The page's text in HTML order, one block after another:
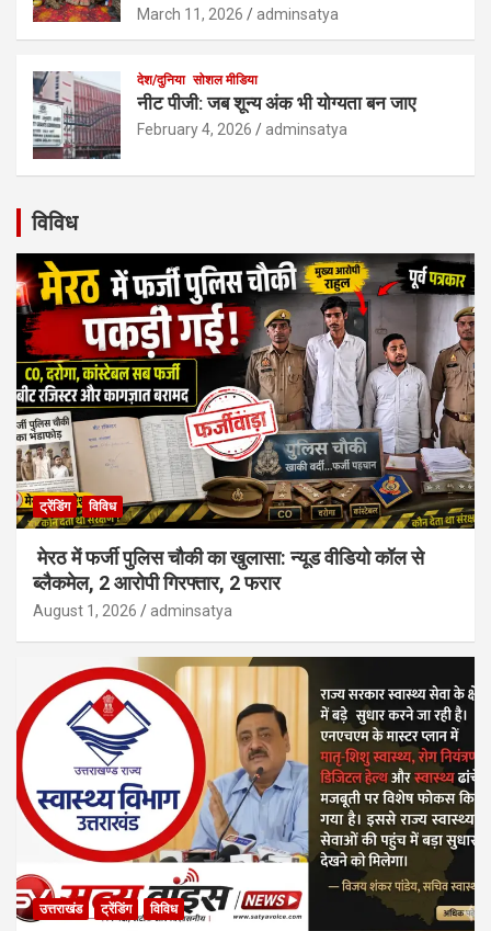
March 11, 2026 adminsatya
देश/दुनिया सोशल मीडिया
नीट पीजी: जब शून्य अंक भी योग्यता बन जाए
February 4, 2026 adminsatya
विविध
ट्रेंडिंग विविध
मेरठ में फर्जी पुलिस चौकी का खुलासा: न्यूड वीडियो कॉल से
ब्लैकमेल, 2 आरोपी गिरफ्तार, 2 फरार
August 1, 2026 adminsatya
उत्तराखंड ट्रेंडिंग विविध